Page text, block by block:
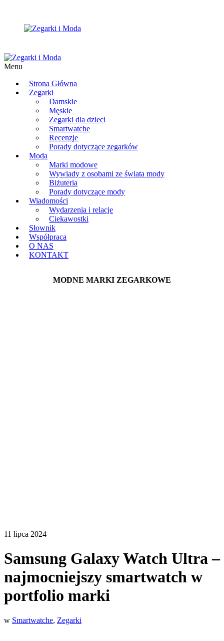
Menu
Strona Główna
Zegarki
Damskie
Męskie
Zegarki dla dzieci
Smartwatche
Recenzje
Porady dotyczące zegarków
Moda
Marki modowe
Wywiady z osobami ze świata mody
Biżuteria
Porady dotyczące mody
Wiadomości
Wydarzenia i relacje
Ciekawostki
Słownik
Współpraca
O NAS
KONTAKT
MODNE MARKI ZEGARKOWE
11 lipca 2024
Samsung Galaxy Watch Ultra –
najmocniejszy smartwatch w
portfolio marki
w Smartwatche, Zegarki